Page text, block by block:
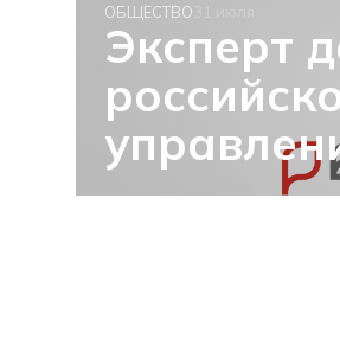
ОБЩЕСТВО
Эксперт